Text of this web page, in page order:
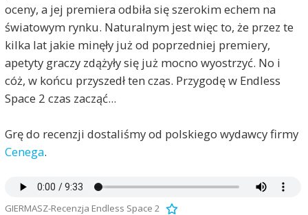
oceny, a jej premiera odbiła się szerokim echem na
światowym rynku. Naturalnym jest więc to, że przez te
kilka lat jakie minęły już od poprzedniej premiery,
apetyty graczy zdążyły się już mocno wyostrzyć. No i
cóż, w końcu przyszedł ten czas. Przygodę w Endless
Space 2 czas zacząć...
Grę do recenzji dostaliśmy od polskiego wydawcy firmy
Cenega.
GIERMASZ-Recenzja Endless Space 2